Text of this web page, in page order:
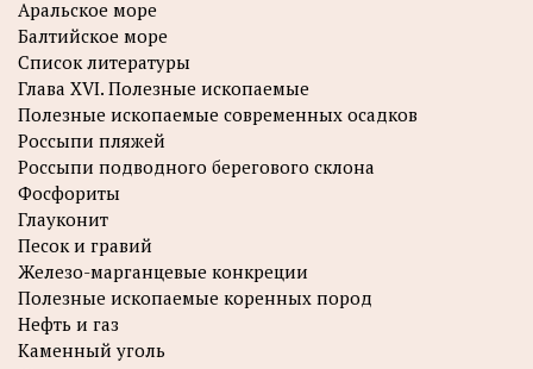
Аральское море
Балтийское море
Список литературы
Глава XVI. Полезные ископаемые
Полезные ископаемые современных осадков
Россыпи пляжей
Россыпи подводного берегового склона
Фосфориты
Глауконит
Песок и гравий
Железо-марганцевые конкреции
Полезные ископаемые коренных пород
Нефть и газ
Каменный уголь